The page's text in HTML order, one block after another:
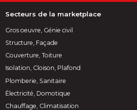
Secteurs de la marketplace
Gros oeuvre, Génie civil
Structure, Façade
Couverture, Toiture
Isolation, Cloison, Plafond
Plomberie, Sanitaire
Électricité, Domotique
Chauffage, Climatisation